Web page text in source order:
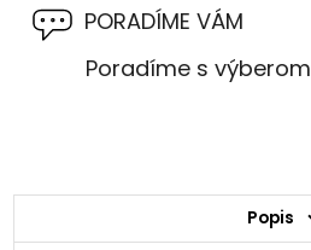
PORADÍME VÁM
Poradíme s výberom
Popis